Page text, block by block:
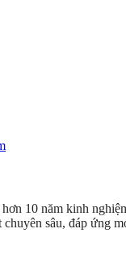
10 năm kinh
sâu, đáp ứng